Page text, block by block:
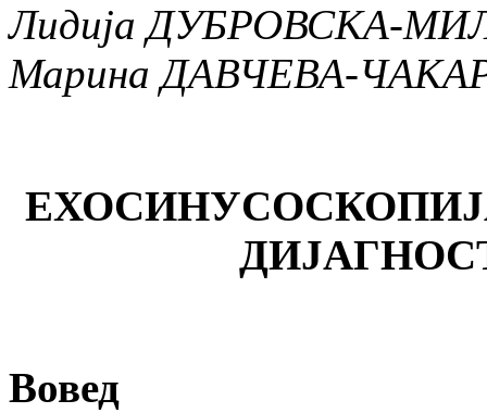
Лидија ДУБРОВСКА-
Марина ДАВЧЕВА-
Вовед